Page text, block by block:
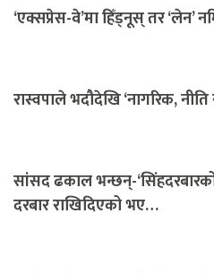
‘एक्सप्रेस-वे’मा हिँड्नूस् तर ‘लेन’
रास्वपाले भदौदेखि ‘नागरिक, नीति
सांसद ढकाल भन्छन्-
दरबार राखिदिएको भए…